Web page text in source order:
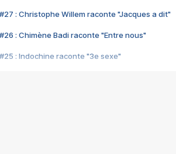
#27 : Christophe Willem raconte "Jacques a dit"
#26 : Chimène Badi raconte "Entre nous"
#25 : Indochine raconte "3e sexe"